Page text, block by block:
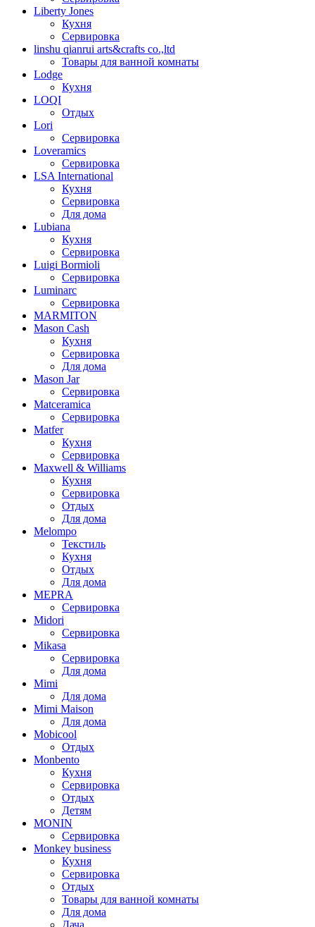
Liberty Jones
Кухня
Сервировка
linshu qianrui arts&crafts co.,ltd
Товары для ванной комнаты
Lodge
Кухня
LOQI
Отдых
Lori
Сервировка
Loveramics
Сервировка
LSA International
Кухня
Сервировка
Для дома
Lubiana
Кухня
Сервировка
Luigi Bormioli
Сервировка
Luminarc
Сервировка
MARMITON
Mason Cash
Кухня
Сервировка
Для дома
Mason Jar
Сервировка
Matceramica
Сервировка
Matfer
Кухня
Сервировка
Maxwell & Williams
Кухня
Сервировка
Отдых
Для дома
Melompo
Текстиль
Кухня
Отдых
Для дома
MEPRA
Сервировка
Midori
Сервировка
Mikasa
Сервировка
Для дома
Mimi
Для дома
Mimi Maison
Для дома
Mobicool
Отдых
Monbento
Кухня
Сервировка
Отдых
Детям
MONIN
Сервировка
Monkey business
Кухня
Сервировка
Отдых
Товары для ванной комнаты
Для дома